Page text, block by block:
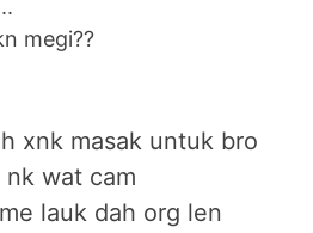
megi??
xnk masak untuk bro
wat cam
lauk dah org len